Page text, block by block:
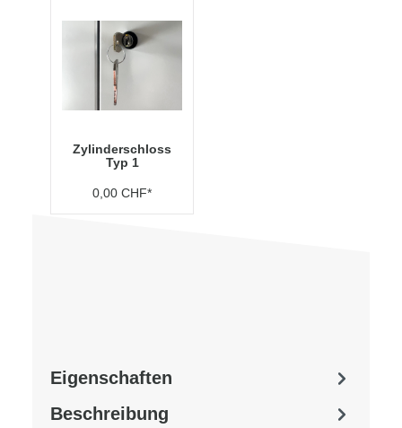
Zylinderschloss
Typ 1
0,00 CHF*
Beschreibung
Eigenschaften